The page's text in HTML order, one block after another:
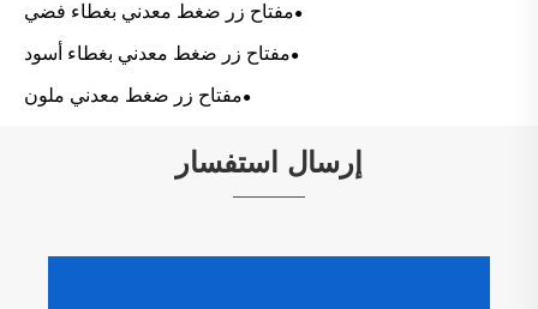
مفتاح زر ضغط معدني بغطاء فضي
مفتاح زر ضغط معدني بغطاء أسود
مفتاح زر ضغط معدني ملون
إرسال استفسار